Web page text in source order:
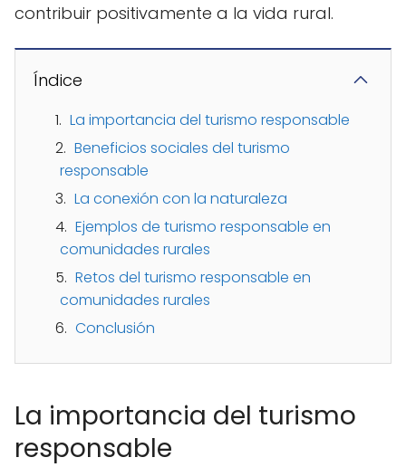
contribuir positivamente a la vida rural.
Índice
La importancia del turismo responsable
Beneficios sociales del turismo
responsable
La conexión con la naturaleza
Ejemplos de turismo responsable en
comunidades rurales
Retos del turismo responsable en
comunidades rurales
Conclusión
La importancia del turismo
responsable